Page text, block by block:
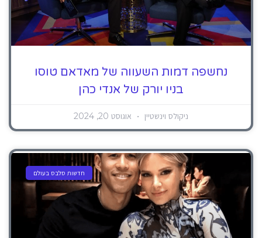
נחשפה דמות השעווה של מאדאם טוסו
בניו יורק של אנדי כהן
ניקולס וינשטיין אוגוסט 20, 2024
חדשות סלבס בעולם